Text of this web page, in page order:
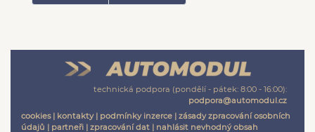
technická podpora (pondělí - pátek: 8:00 - 16:00):
podpora@automodul.cz
cookies| kontakty| podmínky inzerce | zásady zpracování osobních
údajů | partneři | zpracování dat | nahlásit nevhodný obsah